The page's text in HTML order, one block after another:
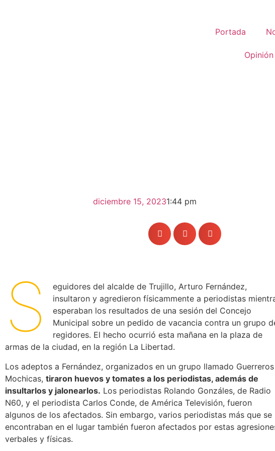
Portada
Opinión
diciembre 15, 20231:44 pm
S
eguidores del alcalde de Trujillo, Arturo Fernández,
insultaron y agredieron físicammente a periodistas
esperaban los resultados de una sesión del Concejo
Municipal sobre un pedido de vacancia contra un grupo
regidores. El hecho ocurrió esta mañana en la plaza de
armas de la ciudad, en la región La Libertad.
Los adeptos a Fernández, organizados en un grupo llamado Guerreros
Mochicas, tiraron huevos y tomates a los periodistas, además de
insultarlos y jalonearlos. Los periodistas Rolando Gonzáles, de Radio
N60, y el periodista Carlos Conde, de América Televisión, fueron
algunos de los afectados. Sin embargo, varios periodistas más que se
encontraban en el lugar también fueron afectados por estas
verbales y físicas.